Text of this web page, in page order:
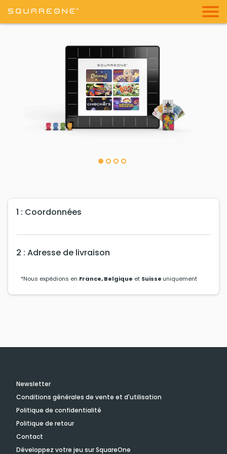
1 : Coordonnées
2 : Adresse de livraison
*Nous expédions en France, Belgique et Suisse uniquement
Newsletter
Conditions générales de vente et d'utilisation
Politique de confidentialité
Politique de retour
Contact
Développez votre jeu sur SquareOne